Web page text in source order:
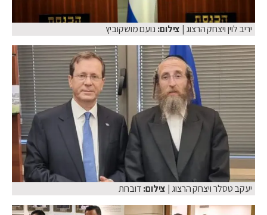
יריב לוין ויצחק הרצוג | צילום: נועם מושקוביץ
יעקב טסלר ויצחק הרצוג | צילום:דוברות